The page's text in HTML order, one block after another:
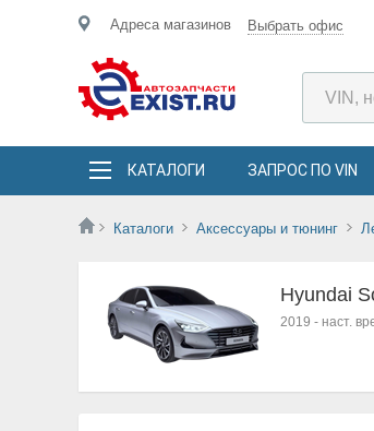
Адреса магазинов Выбрать офис
КАТАЛОГИ ЗАПРОС ПО VIN
Каталоги Аксессуары и тюнинг
Hyundai
2019 - наст.